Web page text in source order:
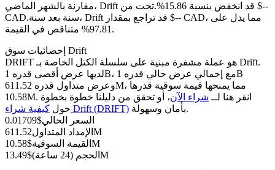
العقود الآجلة USDC
نسخ التداول
مقارنة بالشهر الماضي، Drift قد انخفض بنسبة 15.86%.تحت من $--
CAD.سنة بعد سنة، Drift قد تراجع بمقدار $-- CAD، مما يدل على
97.81% متناقص في القيمة.
إحصائيات سوق Drift
DRIFT هو عملة مشفرة مبنية على سلسلة الكتل الخاصة بـ Drift.
لديها عرض أقصى قدره 1B، مع إجمالي عرض حالي قدره 1B
وعرض متداول قدره 611.52M، مما يمنحها قيمة سوقية قدرها
10.58M. انقر هنا لــ شراء الآن، أو تحقق من دليلنا خطوة بخطوة
حول كيفية شراء Drift (DRIFT)
بأمان وسهولة.
السعر الحالي$
0.01709
الإمداد المتداول 611.52M
القيمة السوقية$
10.58M
الحجم (24 ساعة)
$ 13.49M